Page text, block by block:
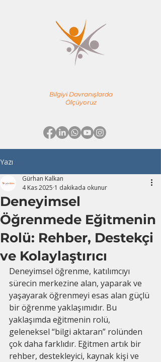
Bilgiyi Davranışlarda
Ölçüyoruz
Yazı
Deneyimsel
Öğrenmede Eğitmenin
Rolü: Rehber, Destekçi
ve Kolaylaştırıcı
Gürhan Kalkan
4 Kas 2025 1 dakikada okunur
Deneyimsel öğrenme, katılımcıyı
sürecin merkezine alan, yaparak ve
yaşayarak öğrenmeyi esas alan güçlü
bir öğrenme yaklaşımıdır. Bu
yaklaşımda eğitmenin rolü,
geleneksel “bilgi aktaran” rolünden
çok daha farklıdır. Eğitmen artık bir
rehber, destekleyici, kaynak kişi ve